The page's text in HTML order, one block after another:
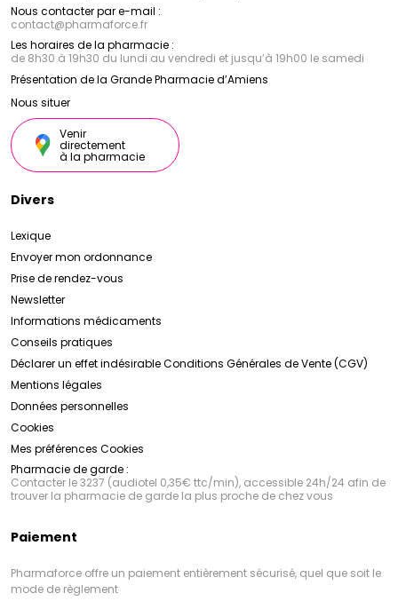
Nous contacter par e-mail :
contact@pharmaforce.fr
Les horaires de la pharmacie :
de 8h30 à 19h30 du lundi au vendredi et jusqu’à 19h00 le samedi
Présentation de la Grande Pharmacie d’Amiens
Nous situer
Venir
directement
à la pharmacie
Divers
Lexique
Envoyer mon ordonnance
Prise de rendez-vous
Newsletter
Informations médicaments
Conseils pratiques
Déclarer un effet indésirableConditions Générales de Vente (CGV)
Mentions légales
Données personnelles
Cookies
Mes préférences Cookies
Pharmacie de garde :
Contacter le 3237 (audiotel 0,35€ ttc/min), accessible 24h/24 afin de
trouver la pharmacie de garde la plus proche de chez vous
Paiement
Pharmaforce offre un paiement entièrement sécurisé, quel que soit le
mode de règlement